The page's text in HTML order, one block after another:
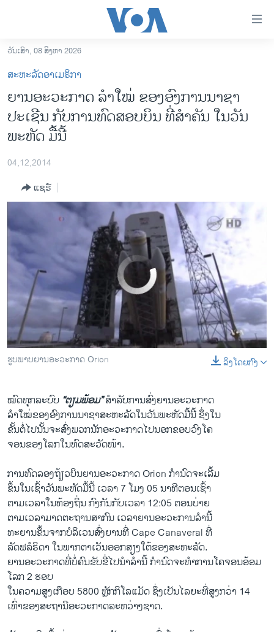
ເຂົ້າ
ຫາ
ຂ້າມ
ຂ້າມ
ໄປ
ຫາ
ຊອກ
ອາເມຣິກາ
ການເລືອກຕັ້ງ ປະທານາທີບໍດີ ສະຫະລັດ 2024
ອິດສະຫຼະພາບດ້ານການຂ່າວ
ຊີວິດຊາວລາວ
ຊຸມຊົນຊາວລາວ
ວິທະຍາສາດ-ເທັກໂນໂລຈີ
ທຸລະກິດ
ພາສາອັງກິດ
ວີດີໂອ
ລາຍການກະຈາຍສຽງ
ລາຍງານ
ຕິດຕາມພວກເຮົາ ທີ່
ພາສາຕ່າງໆ
ວັນເສົາ, 08 ສິງຫາ 2026
ສະຫະລັດອາເມຣິກາ
ຍານອະວະກາດ ລຳໃໝ່ ຂອງອົງການນາຊາ
ປະເຊີນ ກັບການທົດສອບບິນ ທີ່ສຳຄັນ ໃນວັນ
ພະຫັດ ມື້ນີ້
04,12,2014
ແຊຣ໌
SHARE
No media source currently available
0:00 0:02:22 ລິງໂດຍກົງ
ຮູບພາບຍານອະວະກາດ Orion
ໝົດ​ທຸກ​ລະບົບ “ຕຽມ​ພ້ອມ”ສຳລັບ​ການ​ສົ່ງ​ຍານ​ອະວະກາດ
​ລຳ​ໃໝ່​ຂອງ​ອົງການ​ນາ​ຊາ​ສະຫະ​ລັດ​ໃນ​ວັນ​ພະຫັດ​ມື້​ນີ້ ຊຶ່ງ​ໃນ​
ຂັ້ນ​ຕໍ່​ໄປ​ນັ້ນຈະ​ສົ່ງ​ພວກ​ນັກ​ອະວະກາດ​ໄປ​ນອກ​ຂອບ​ວົງ​ໂຄ
ຈອນ​ຂອງ​ໂລກ​ໃນ​ທົດສະ​ວັດ​ໜ້າ​.
ການ​ທົດ​ລອງ​ຖ້ຽວ​ບິນ​ຍານ​ອະວະກາດ Orion ກຳນົດ​ຈະ​ເລີ້ມ
​ຂຶ້ນ​ໃນ​ເຊົ້າ​ວັນ​ພະຫັດ​ມື້​ນີ້ ​ເວລາ 7 ໂມງ 05 ນາທີຕອນ​ເຊົ້າ​
ຕາມ​ເວລາ​ໃນ​ທ້ອງ​ຖິ່ນ ​ກົງກັນ​ກັບ​ເວລາ 12:05 ຕອນ​ບ່າຍ
​ຕາມ​ເວລາ​ມາດຕະຖານ​ສາກົນ ​ເວລາຍານ​ອະວະ​ການ​ລຳ​ນີ້
ທະຍານ​ຂຶ້ນ​ຈາກ​ບໍລິ​ເວນ​ສົ່ງ​ຍານ​ທີ່​ Cape Canaveral ທີ່​
ລັດ​ຟລໍຣິດາ ​ໃນ​ພາກ​ຕາ​ເວັນ​ອອກສຽງ​ໃຕ້​ຂອງ​ສະຫະລັດ.
ຍານ​ອະວະກາດ​ທີ່ບໍ່​ຄົນ​ຂັບ​ຂີ່​ໄປ​ນຳລຳນີ້ ກຳນົດ​ຈະ​ທຳ​ການ​ໂຄຈອນອ້ອມ​
ໂລກ 2 ຮອບ​
ໃນ​ຄວາມ​ສູງ​ເກືອບ 5800 ຫຼັກ​ກິ​ໂລ​ແມັດ ຊຶ່ງ​ເປັນ​ໄລຍະ​ທີ່​ສູງກວ່າ 14 ​
ເທົ່າ​ຂອງ​ສະຖານີ​ອະວະກາດ​ລະຫວ່າງ​ຊາດ​.
EMBED SHARE
US NASA NEW SPACECRAFT VO 1st UPD
byສຽງອາເມຣິກາ ວີໂອເອລາວ